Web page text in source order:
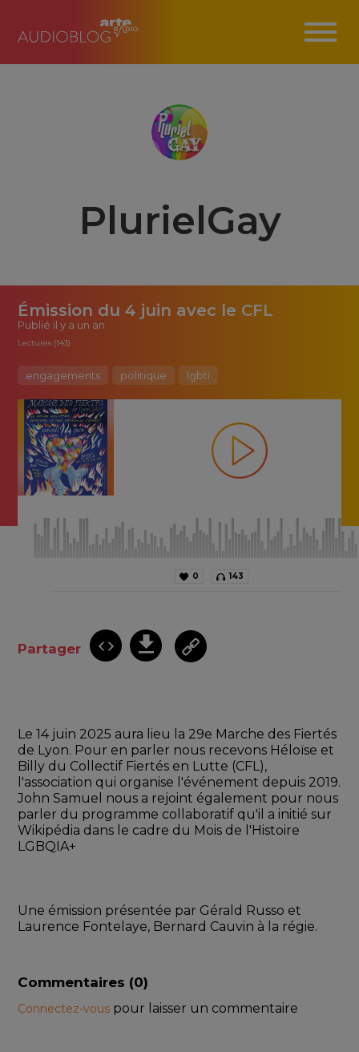
PlurielGay
Émission du 4 juin avec le CFL
Publié il y a un an
Lectures (143)
engagements politique lgbti
0 143
Partager
Le 14 juin 2025 aura lieu la 29e Marche des Fiertés
de Lyon. Pour en parler nous recevons Héloïse et
Billy du Collectif Fiertés en Lutte (CFL),
l'association qui organise l'événement depuis 2019.
John Samuel nous a rejoint également pour nous
parler du programme collaboratif qu'il a initié sur
Wikipédia dans le cadre du Mois de l'Histoire
LGBQIA+
Une émission présentée par Gérald Russo et
Laurence Fontelaye, Bernard Cauvin à la régie.
Commentaires (0)
Connectez-vous pour laisser un commentaire